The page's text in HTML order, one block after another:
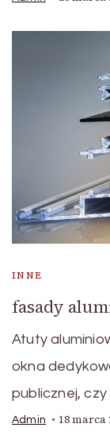
INNE
fasady
Atuty
okna
publicznej,
Admin 18 marca